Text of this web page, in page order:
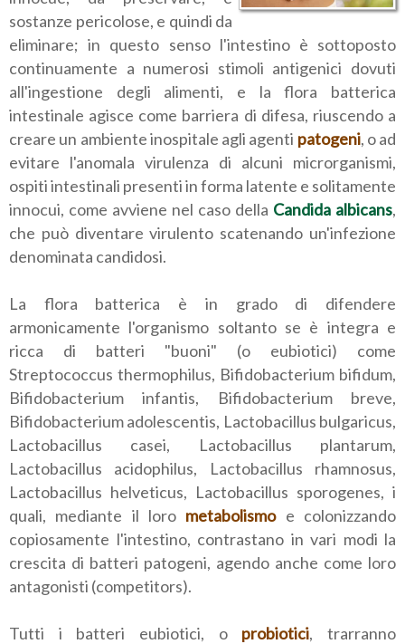
sostanze pericolose, e quindi da
eliminare; in questo senso l'intestino è sottoposto
continuamente a numerosi stimoli antigenici dovuti
all'ingestione degli alimenti, e la flora batterica
intestinale agisce come barriera di difesa, riuscendo a
creare un ambiente inospitale agli agenti patogeni, o ad
evitare l'anomala virulenza di alcuni microrganismi,
ospiti intestinali presenti in forma latente e solitamente
innocui, come avviene nel caso della Candida albicans,
che può diventare virulento scatenando un'infezione
denominata candidosi.
La flora batterica è in grado di difendere
armonicamente l'organismo soltanto se è integra e
ricca di batteri "buoni" (o eubiotici) come
Streptococcus thermophilus, Bifidobacterium bifidum,
Bifidobacterium infantis, Bifidobacterium breve,
Bifidobacterium adolescentis, Lactobacillus bulgaricus,
Lactobacillus casei, Lactobacillus plantarum,
Lactobacillus acidophilus, Lactobacillus rhamnosus,
Lactobacillus helveticus, Lactobacillus sporogenes, i
quali, mediante il loro metabolismoe colonizzando
copiosamente l'intestino, contrastano in vari modi la
crescita di batteri patogeni, agendo anche come loro
antagonisti (competitors).
Tutti i batteri eubiotici, o probiotici, trarranno